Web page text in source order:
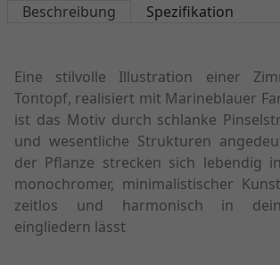
Beschreibung Spezifikation
Eine stilvolle Illustration einer
Tontopf, realisiert mit Marineblauer
ist das Motiv durch schlanke
und wesentliche Strukturen
der Pflanze strecken sich lebendig
monochromer, minimalistischer
zeitlos und harmonisch in
eingliedern lässt